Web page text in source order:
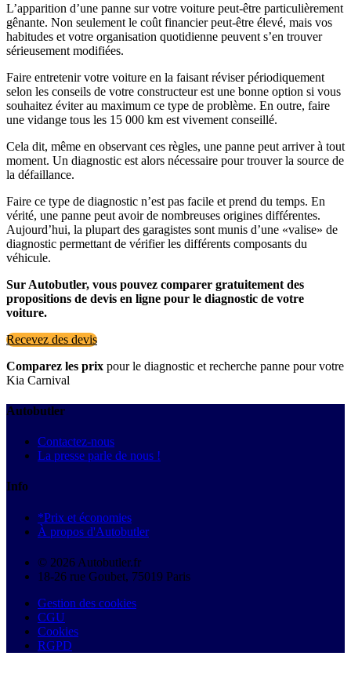
L’apparition d’une panne sur votre voiture peut-être particulièrement
gênante. Non seulement le coût financier peut-être élevé, mais vos
habitudes et votre organisation quotidienne peuvent s’en trouver
sérieusement modifiées.
Faire entretenir votre voiture en la faisant réviser périodiquement
selon les conseils de votre constructeur est une bonne option si vous
souhaitez éviter au maximum ce type de problème. En outre, faire
une vidange tous les 15 000 km est vivement conseillé.
Cela dit, même en observant ces règles, une panne peut arriver à tout
moment. Un diagnostic est alors nécessaire pour trouver la source de
la défaillance.
Faire ce type de diagnostic n’est pas facile et prend du temps. En
vérité, une panne peut avoir de nombreuses origines différentes.
Aujourd’hui, la plupart des garagistes sont munis d’une «valise» de
diagnostic permettant de vérifier les différents composants du
véhicule.
Sur Autobutler, vous pouvez comparer gratuitement des
propositions de devis en ligne pour le diagnostic de votre
voiture.
Recevez des devis
Comparez les prix pour le diagnostic et recherche panne pour votre
Kia Carnival
Autobutler
Contactez-nous
La presse parle de nous !
Info
*Prix et économies
À propos d'Autobutler
© 2026 Autobutler.fr
18-26 rue Goubet, 75019 Paris
Gestion des cookies
CGU
Cookies
RGPD